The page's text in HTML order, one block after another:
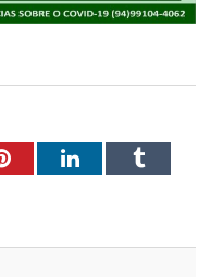
PinterestLinkedInTumblr